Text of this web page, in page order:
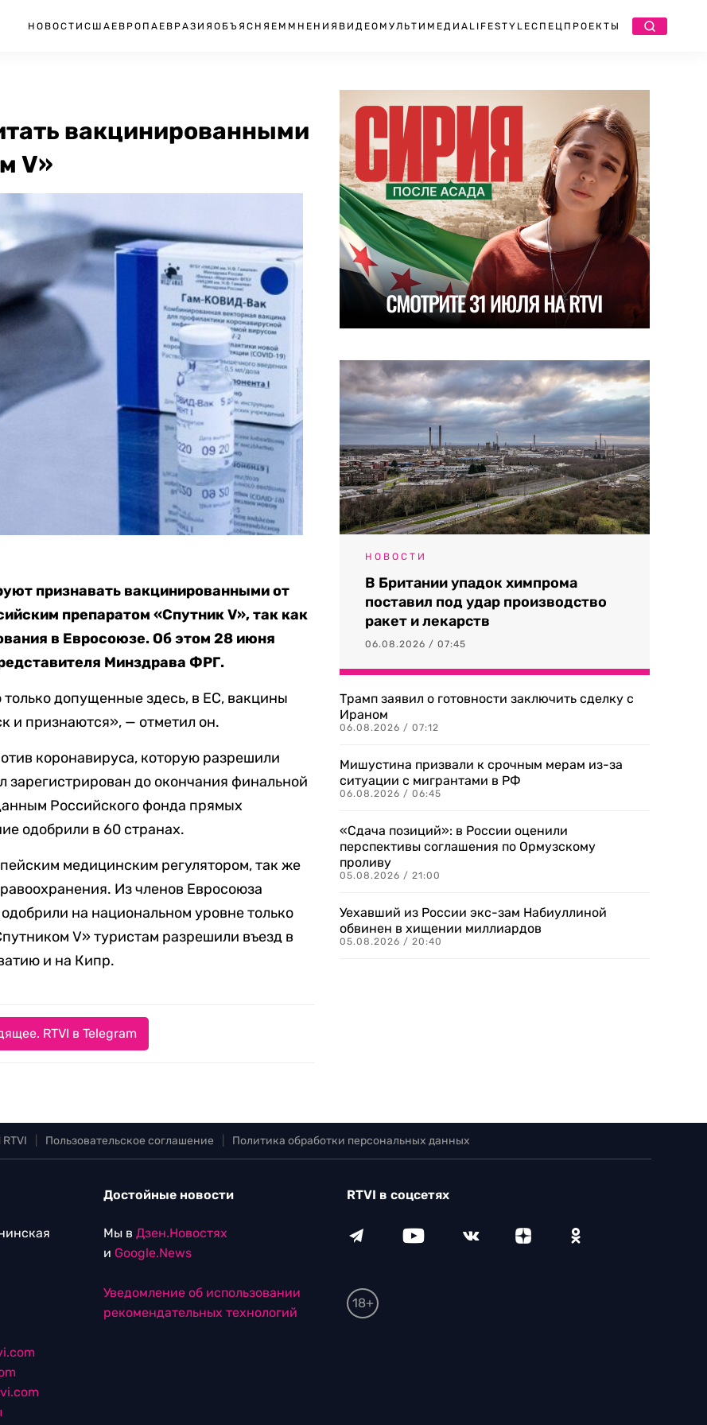
НОВОСТИ США ЕВРОПА ЕВРАЗИЯ ОБЪЯСНЯЕМ МНЕНИЯ ВИДЕО МУЛЬТИМЕДИА LIFESTYLEСПЕЦПРОЕКТЫ
вакцинированными
V»
признавать вакцинированными от
препаратом «Спутник V», так как
в Евросоюзе. Об этом 28 июня
Минздрава ФРГ.
допущенные здесь, в ЕС, вакцины
и признаются», — отметил он.
коронавируса, которую разрешили
зарегистрирован до окончания финальной
Российского фонда прямых
одобрили в 60 странах.
медицинским регулятором, так же
Из членов Евросоюза
на национальном уровне только
V» туристам разрешили въезд в
и на Кипр.
RTVI в Telegram
НОВОСТИ
В Британии упадок химпрома
поставил под удар производство
ракет и лекарств
06.08.2026 / 07:45
Трамп заявил о готовности заключить сделку с
Ираном
06.08.2026 / 07:12
Мишустина призвали к срочным мерам из-за
ситуации с мигрантами в РФ
06.08.2026 / 06:45
«Сдача позиций»: в России оценили
перспективы соглашения по Ормузскому
проливу
05.08.2026 / 21:00
Уехавший из России экс-зам Набиуллиной
обвинен в хищении миллиардов
05.08.2026 / 20:40
Пользовательское соглашение Политика обработки персональных данных
Достойные новости
Мы в Дзен.Новостях
и Google.News
Уведомление об использовании
рекомендательных технологий
RTVI в соцсетях
18+